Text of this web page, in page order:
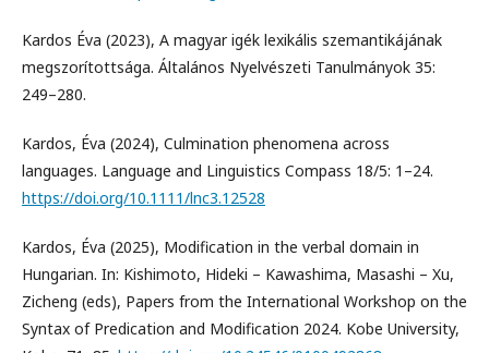
Kardos Éva (2023), A magyar igék lexikális szemantikájának
megszorítottsága. Általános Nyelvészeti Tanulmányok 35:
249–280.
Kardos, Éva (2024), Culmination phenomena across
languages. Language and Linguistics Compass 18/5: 1–24.
https://doi.org/10.1111/lnc3.12528
Kardos, Éva (2025), Modification in the verbal domain in
Hungarian. In: Kishimoto, Hideki – Kawashima, Masashi – Xu,
Zicheng (eds), Papers from the International Workshop on the
Syntax of Predication and Modification 2024. Kobe University,